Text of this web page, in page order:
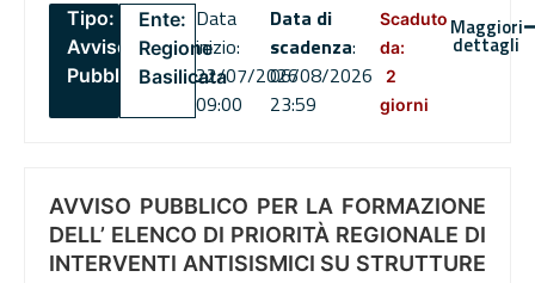
Tipo:
Avviso
Pubblico
Ente:
Regione
Basilicata
Data
inizio:
22/07/2026
09:00
Data di
scadenza:
06/08/2026
23:59
Scaduto
da:
2
giorni
Maggiori
dettagli
AVVISO PUBBLICO PER LA FORMAZIONE
DELL’ ELENCO DI PRIORITÀ REGIONALE DI
INTERVENTI ANTISISMICI SU STRUTTURE